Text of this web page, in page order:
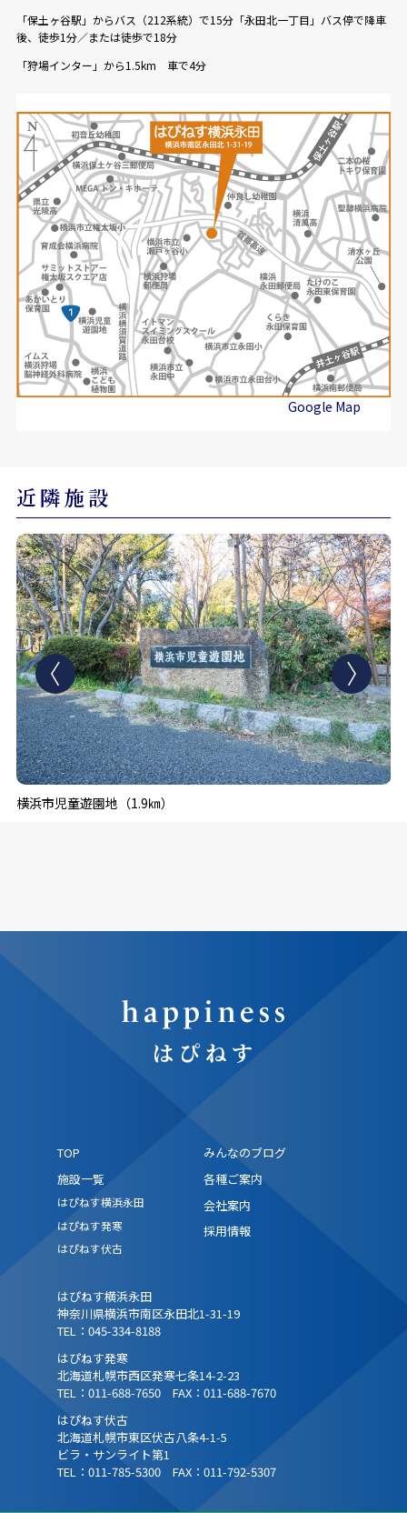
「保土ヶ谷駅」からバス（212系統）で15分「永田北一丁目」バス停で降車
後、徒歩1分／または徒歩で18分
「狩場インター」から1.5km 車で4分
Google Map
近隣施設
横浜市児童遊園地（1.9㎞）
TOP
みんなのブログ
施設一覧
はぴねす横浜永田
はぴねす発寒
はぴねす伏古
各種ご案内
会社案内
採用情報
はぴねす横浜永田
神奈川県横浜市南区永田北1-31-19
TEL：045-334-8188
はぴねす発寒
北海道札幌市西区発寒七条14-2-23
TEL：011-688-7650 FAX：011-688-7670
はぴねす伏古
北海道札幌市東区伏古八条4-1-5
ビラ・サンライト第1
TEL：011-785-5300 FAX：011-792-5307